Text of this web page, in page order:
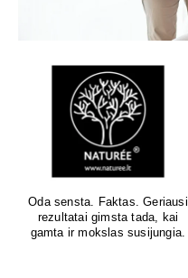
Oda sensta. Faktas. Geriausi
rezultatai gimsta tada, kai
gamta ir mokslas susijungia.